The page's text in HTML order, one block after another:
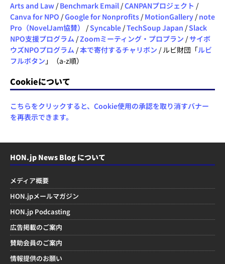
Arts and Law / Benchmark Email /CANPANプロジェクト /
Canva for NPO /Google for Nonprofits / MotionGallery / note
Pro（NovelJam協賛）
/Syncable /TechSoup Japan /Slack
NPO支援プログラム /Zoomミーティング・プロプラン /サイボ
ウズNPOプログラム /本で寄付するチャリボン / ルビ財団「ルビ
フルボタン 」（a-z順）
Cookieについて
こちらをクリックすると、Cookie使用の承認を取り消すバナー
を再表示できます。
HON.jp News Blog について
メディア概要
HON.jpメールマガジン
HON.jp Podcasting
広告掲載のご案内
賛助会員のご案内
情報提供のお願い